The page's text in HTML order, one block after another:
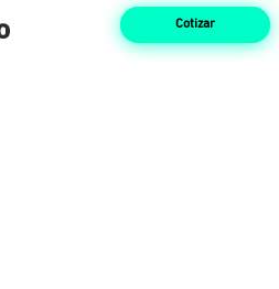
Cotizar